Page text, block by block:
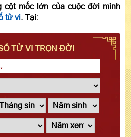
cột mốc lớn của cuộc đời mình
tử vi. Tại:
TỬ VI TRỌN ĐỜI